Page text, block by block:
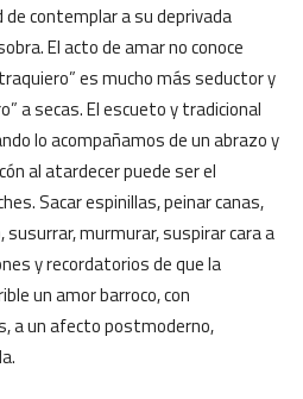
contemplar a su deprivada
El acto de amar no conoce
es mucho más seductor y
a secas. El escueto y tradicional
lo acompañamos de un abrazo y
al atardecer puede ser el
Sacar espinillas, peinar canas,
susurrar, murmurar, suspirar cara a
y recordatorios de que la
un amor barroco, con
a un afecto postmoderno,